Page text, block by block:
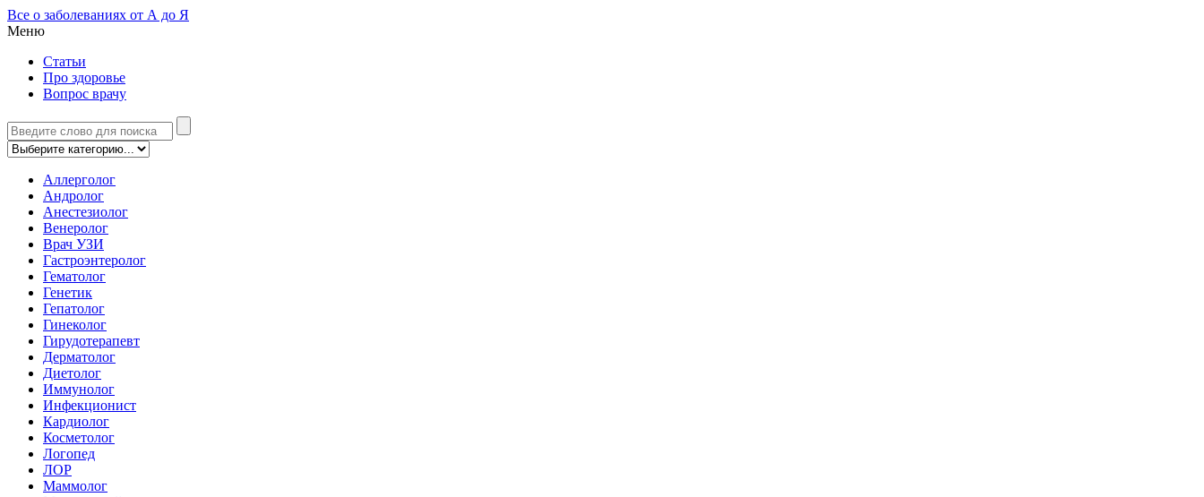
Все о заболеваниях от А до Я
Меню
Статьи
Про здоровье
Вопрос врачу
Аллерголог
Андролог
Анестезиолог
Венеролог
Врач УЗИ
Гастроэнтеролог
Гематолог
Генетик
Гепатолог
Гинеколог
Гирудотерапевт
Дерматолог
Диетолог
Иммунолог
Инфекционист
Кардиолог
Косметолог
Логопед
ЛОР
Маммолог